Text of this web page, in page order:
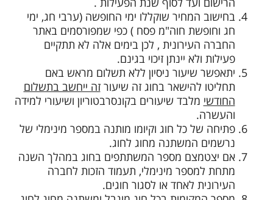
בחישוב המחיר שוקללו ימי החופשה (ערבי חג, ימי
חג וחופשת חוה"מ פסח ) כפי שמפורסמים באתר
החברה העירונית , לכן בימים אלה לא תתקיים
פעילות ולא יינתן זיכוי בגינם.
יתאפשר שיעור ניסיון ללא תשלום מראש באם
תחליטו להישאר בחוג זה שיעורזה ייחשב בתשלום
החודשי מלבד שיעורים בקונסרבטוריון ושיעורי למידה
והעשרה.
פתיחה של כל חוג וקיומו מותנה במספר מינימלי של
נרשמים המשתנה מחוג לחוג.
אם יצטמצם מספר המשתתפים בחוג במהלך השנה
מתחת למספר מינימלי, תעמוד הזכות לחברה
העירונית לאחד או לסגור חוגים.